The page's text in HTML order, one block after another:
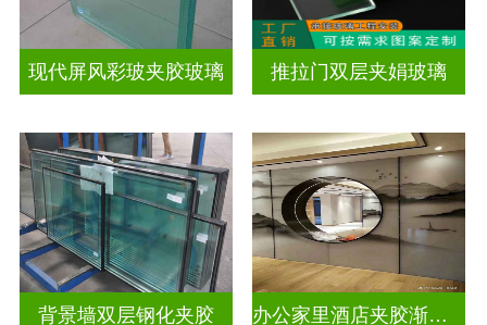
现代屏风彩玻夹胶玻璃 推拉门双层夹娟玻璃
背景墙双层钢化夹胶 办公家里酒店夹胶渐变玻璃